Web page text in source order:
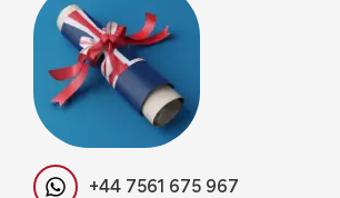
+44 7561 675 967